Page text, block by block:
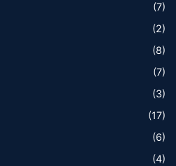
(7)
(2)
(8)
(7)
(3)
(17)
(6)
(4)